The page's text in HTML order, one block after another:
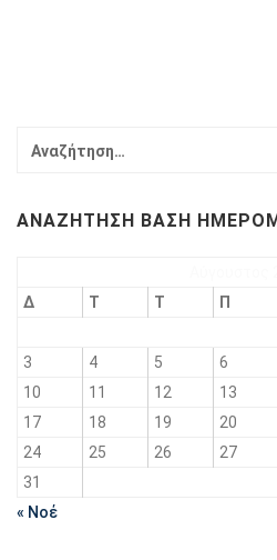
ΑΝΑΖΉΤΗΣΗ ΒΆΣΗ
Δ
Τ Τ Π
3
4 5 6
10
11 12 13
17
18 19 20
24
25 26 27
31
« Νοέ